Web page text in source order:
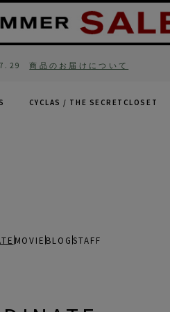
商品のお届けについて
CYCLAS / THE SECRETCLOSET
MOVIE BLOG STAFF